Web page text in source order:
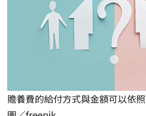
贍養費的給付方式與金額可以依